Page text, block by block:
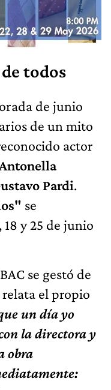
todos
de junio
de un mito
actor
Pardi.
se
18 y 25 de junio
se gestó de
el propio
un día yo
la directora y
obra